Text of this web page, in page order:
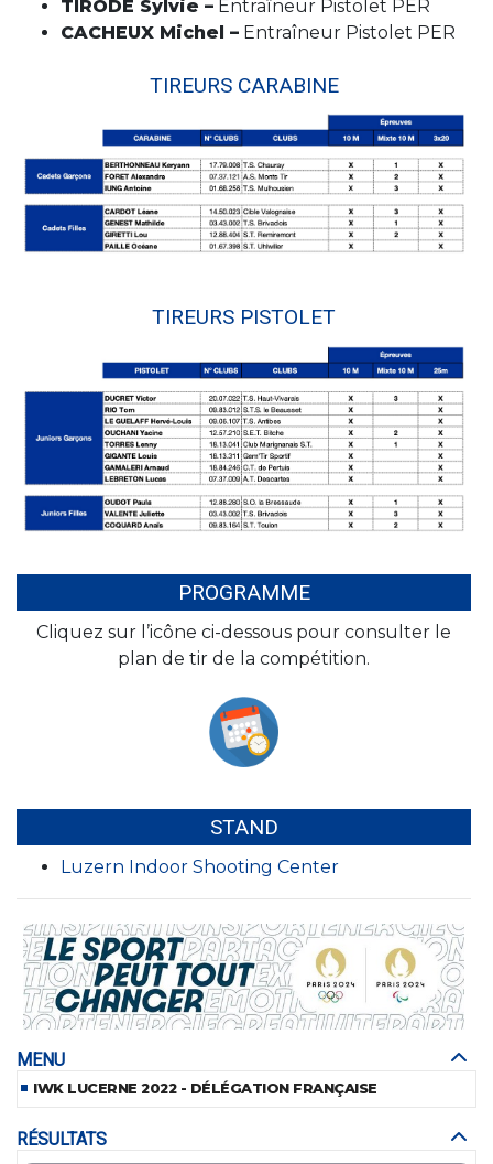
TIRODE Sylvie – Entraîneur Pistolet PER
CACHEUX Michel – Entraîneur Pistolet PER
TIREURS CARABINE
TIREURS PISTOLET
PROGRAMME
Cliquez sur l’icône ci-dessous pour consulter le
plan de tir de la compétition.
STAND
Luzern Indoor Shooting Center
MENU
IWK LUCERNE 2022 - DÉLÉGATION FRANÇAISE
RÉSULTATS